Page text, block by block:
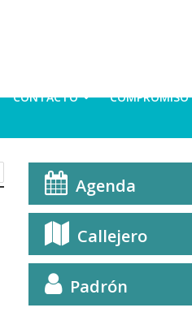
CONTACTO COMPROMISO
Agenda
Callejero
Padrón